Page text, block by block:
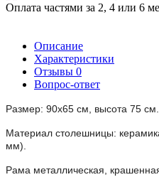
Оплата частями за 2, 4 или 6
Описание
Характеристики
Отзывы 0
Вопрос-ответ
Размер: 90х65 см, высота 75 см.
Материал столешницы:
мм).
Рама металлическая,